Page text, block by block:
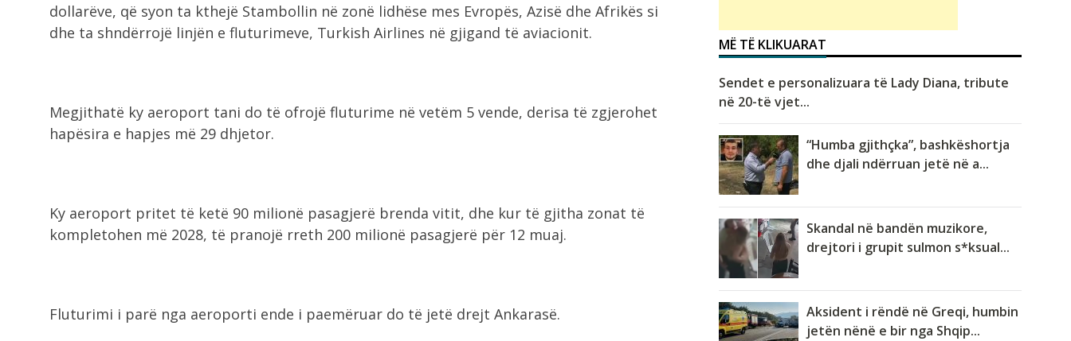
dollarëve, që syon ta kthejë Stambollin në zonë lidhëse mes Evropës, Azisë dhe Afrikës si
dhe ta shndërrojë linjën e fluturimeve, Turkish Airlines në gjigand të aviacionit.
Megjithatë ky aeroport tani do të ofrojë fluturime në vetëm 5 vende, derisa të zgjerohet
hapësira e hapjes më 29 dhjetor.
Ky aeroport pritet të ketë 90 milionë pasagjerë brenda vitit, dhe kur të gjitha zonat të
kompletohen më 2028, të pranojë rreth 200 milionë pasagjerë për 12 muaj.
Fluturimi i parë nga aeroporti ende i paemëruar do të jetë drejt Ankarasë.
MË TË KLIKUARAT
Sendet e personalizuara të Lady Diana, tribute
në 20-të vjet...
“Humba gjithçka”, bashkëshortja
dhe djali ndërruan jetë në a...
Skandal në bandën muzikore,
drejtori i grupit sulmon s*ksual...
Aksident i rëndë në Greqi, humbin
jetën nënë e bir nga Shqip...